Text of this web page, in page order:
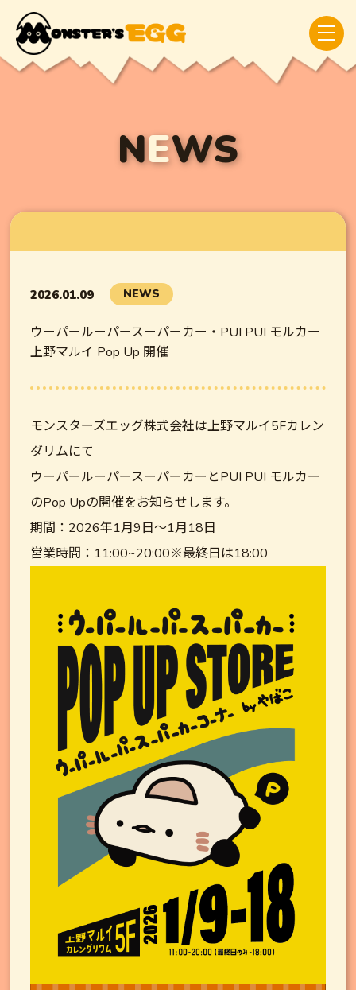
NEWS
2026.01.09 NEWS
ウーパールーパースーパーカー・PUI PUI モルカー
上野マルイ Pop Up 開催
モンスターズエッグ株式会社は上野マルイ5Fカレン
ダリムにて
ウーパールーパースーパーカーとPUI PUI モルカー
のPop Upの開催をお知らせします。
期間：2026年1月9日～1月18日
営業時間：11:00~20:00※最終日は18:00